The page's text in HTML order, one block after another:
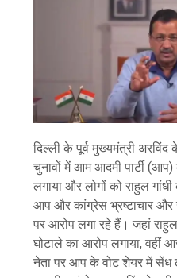
दिल्ली के पूर्व मुख्यमंत्री
चुनावों में आम आदमी पार्टी
लगाया और लोगों को राहुल
आप और कांग्रेस भ्रष्टाचार
पर आरोप लगा रहे हैं। जहां
घोटाले का आरोप लगाया, वहीं
नेता पर आप के वोट शेयर में सेंध